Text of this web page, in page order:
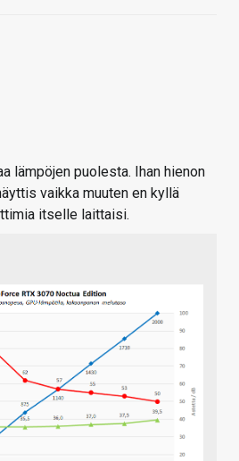
lämpöjen puolesta. Ihan hienon
vaikka muuten en kyllä
itselle laittaisi.